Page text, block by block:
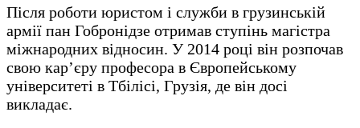
Після роботи юристом і служби в грузинській
армії пан Гобронідзе отримав ступінь магістра
міжнародних відносин. У 2014 році він розпочав
свою кар’єру професора в Європейському
університеті в Тбілісі, Грузія, де він досі
викладає.